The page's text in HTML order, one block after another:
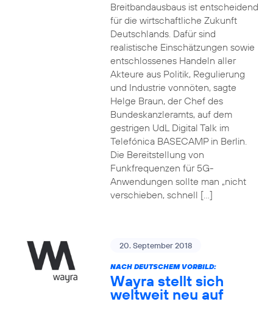
Breitbandausbaus ist entscheidend
für die wirtschaftliche Zukunft
Deutschlands. Dafür sind
realistische Einschätzungen sowie
entschlossenes Handeln aller
Akteure aus Politik, Regulierung
und Industrie vonnöten, sagte
Helge Braun, der Chef des
Bundeskanzleramts, auf dem
gestrigen UdL Digital Talk im
Telefónica BASECAMP in Berlin.
Die Bereitstellung von
Funkfrequenzen für 5G-
Anwendungen sollte man „nicht
verschieben, schnell […]
20. September 2018
NACH DEUTSCHEM VORBILD:
Wayra stellt sich
weltweit neu auf